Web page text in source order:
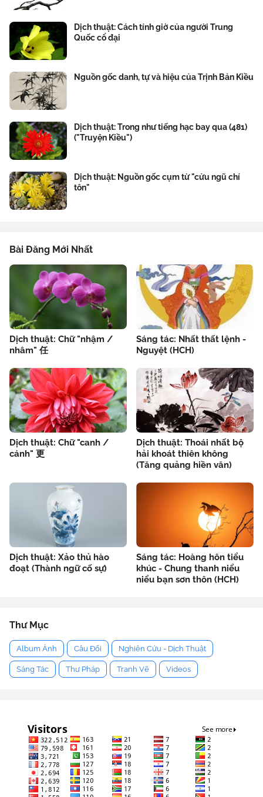
Dịch thuật: Cách tính giờ của người Trung
Quốc cổ đại
Nguồn gốc danh, tự và hiệu của Trịnh Bản Kiều
Dịch thuật: Trong như tiếng hạc bay qua (481)
("Truyện Kiều")
Dịch thuật: Nguồn gốc cụm từ "cửu ngũ chí
tôn"
Bài Đăng Mới Nhất
Dịch thuật: Chữ "nhậm /
nhâm" 任
Sáng tác: Nhất thất lệnh -
Nguyệt (HCH)
Dịch thuật: Chữ "canh /
cánh" 更
Dịch thuật: Thoái nhất bộ
hải khoát thiên không
(Tăng quảng hiền văn)
Dịch thuật: Xảo thủ hào
đoạt (Thành ngữ cố sự)
Sáng tác: Hoàng hôn tiểu
khúc - Chung thanh niểu
niểu bạn sơn thôn (HCH)
Thư Mục
Album Ảnh Câu Đối Nghiên Cứu - Dịch Thuật
Sáng Tác Thư Pháp Tranh Vẽ Videos